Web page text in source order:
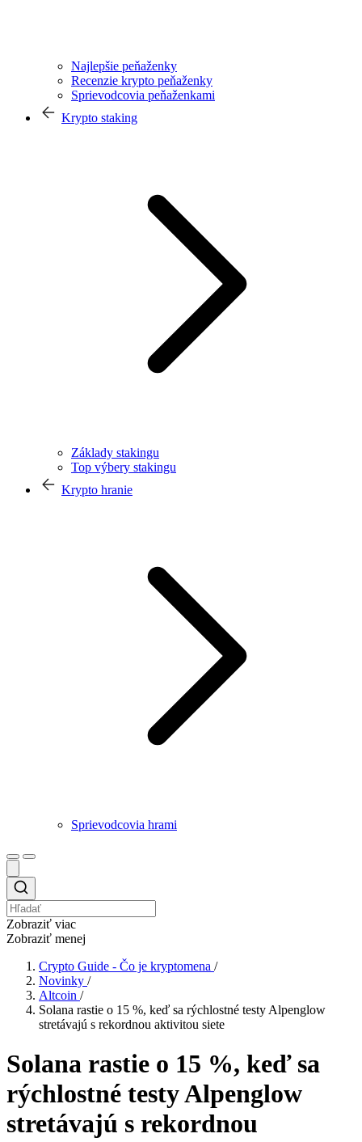
Najlepšie peňaženky
Recenzie krypto peňaženky
Sprievodcovia peňaženkami
Krypto staking
Základy stakingu
Top výbery stakingu
Krypto hranie
Sprievodcovia hrami
Zobraziť viac
Zobraziť menej
Crypto Guide - Čo je kryptomena /
Novinky /
Altcoin /
Solana rastie o 15 %, keď sa rýchlostné testy Alpenglow
stretávajú s rekordnou aktivitou siete
Solana rastie o 15 %, keď sa
rýchlostné testy Alpenglow
stretávajú s rekordnou